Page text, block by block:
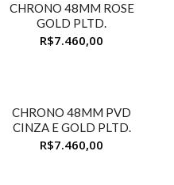
CHRONO 48MM ROSE
GOLD PLTD.
R$7.460,00
CHRONO 48MM PVD
CINZA E GOLD PLTD.
R$7.460,00